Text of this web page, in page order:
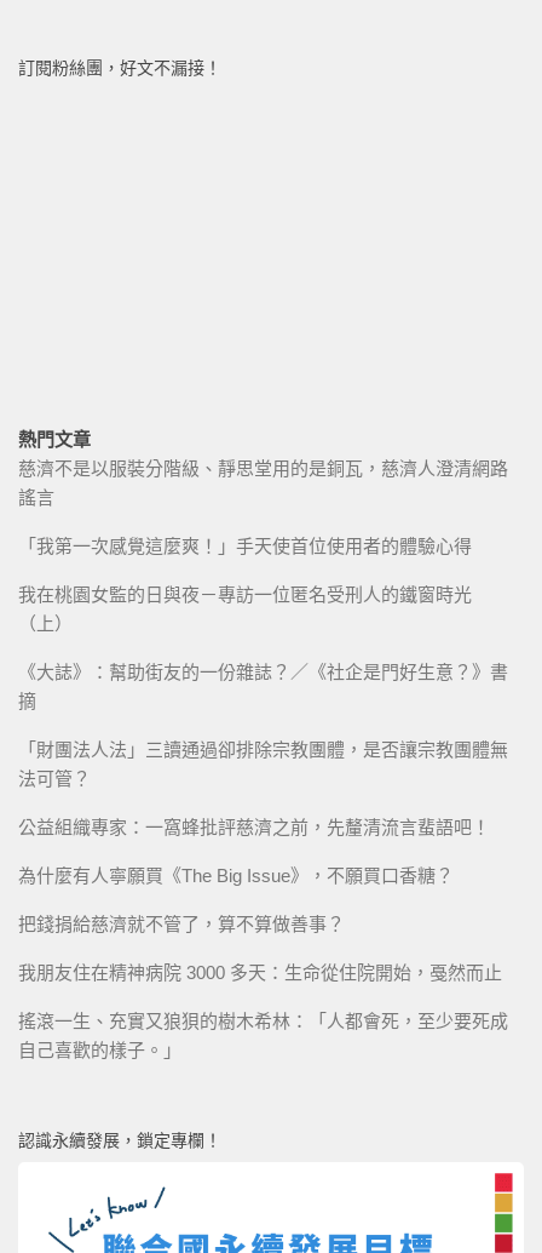
訂閱粉絲團，好文不漏接！
熱門文章
慈濟不是以服裝分階級、靜思堂用的是銅瓦，慈濟人澄清網路
謠言
「我第一次感覺這麼爽！」手天使首位使用者的體驗心得
我在桃園女監的日與夜－專訪一位匿名受刑人的鐵窗時光
（上）
《大誌》：幫助街友的一份雜誌？／《社企是門好生意？》書
摘
「財團法人法」三讀通過卻排除宗教團體，是否讓宗教團體無
法可管？
公益組織專家：一窩蜂批評慈濟之前，先釐清流言蜚語吧！
為什麼有人寧願買《The Big Issue》，不願買口香糖？
把錢捐給慈濟就不管了，算不算做善事？
我朋友住在精神病院 3000 多天：生命從住院開始，戞然而止
搖滾一生、充實又狼狽的樹木希林：「人都會死，至少要死成
自己喜歡的樣子。」
認識永續發展，鎖定專欄！